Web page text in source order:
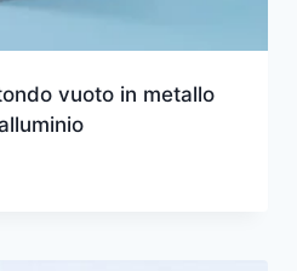
vuoto in metallo